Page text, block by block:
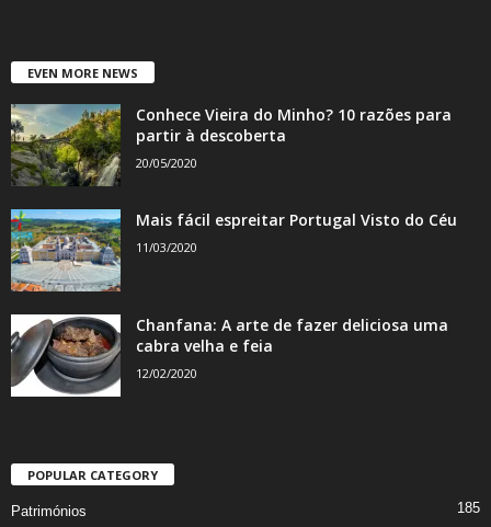
EVEN MORE NEWS
Conhece Vieira do Minho? 10 razões para
partir à descoberta
20/05/2020
Mais fácil espreitar Portugal Visto do Céu
11/03/2020
Chanfana: A arte de fazer deliciosa uma
cabra velha e feia
12/02/2020
POPULAR CATEGORY
Patrimónios 185